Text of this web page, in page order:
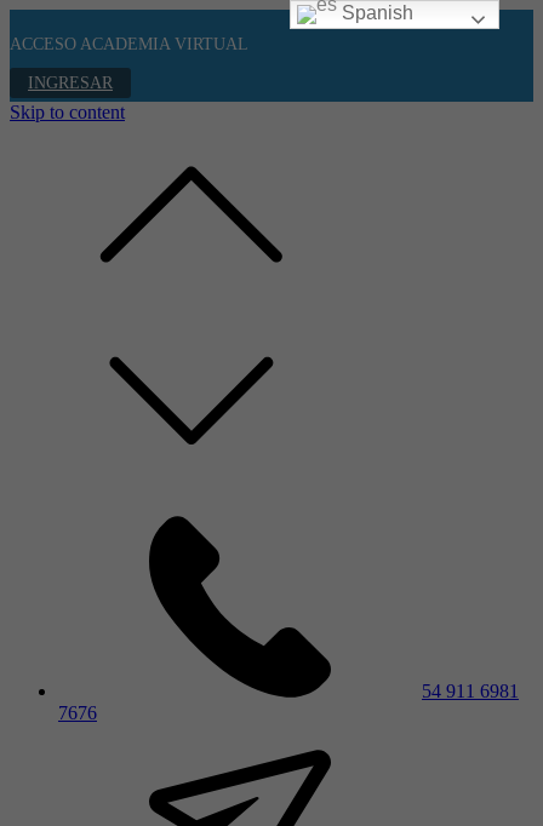
ACCESO ACADEMIA VIRTUAL
INGRESAR
Skip to content
54 911 6981
7676
Spanish